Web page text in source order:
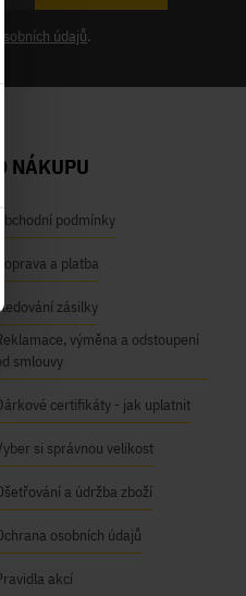
údajů.
O NÁKUPU
Obchodní podmínky
Doprava a platba
zásilky
výměna a odstoupení
smlouvy
certifikáty - jak uplatnit
si správnou velikost
a údržba zboží
osobních údajů
akcí